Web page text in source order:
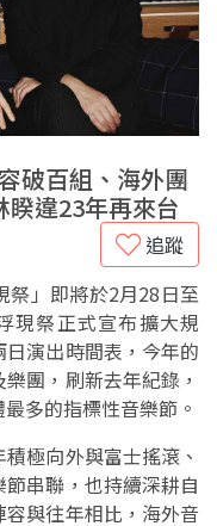
破百組、海外團
違23年再來台
追蹤
祭」即將於2月28日至
現祭正式宣布擴大規
演出時間表，今年的
團，刷新去年紀錄，
多的指標性音樂節。
極向外與富士搖滾、
串聯，也持續深耕自
與往年相比，海外音